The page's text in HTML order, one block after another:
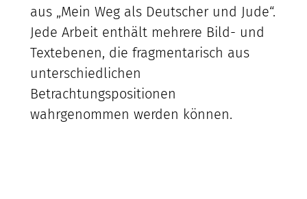
aus „Mein Weg als Deutscher und Jude“.
Jede Arbeit enthält mehrere Bild- und
Textebenen, die fragmentarisch aus
unterschiedlichen
Betrachtungspositionen
wahrgenommen werden können.